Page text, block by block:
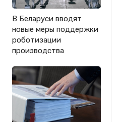
В Беларуси вводят
новые меры поддержки
роботизации
производства